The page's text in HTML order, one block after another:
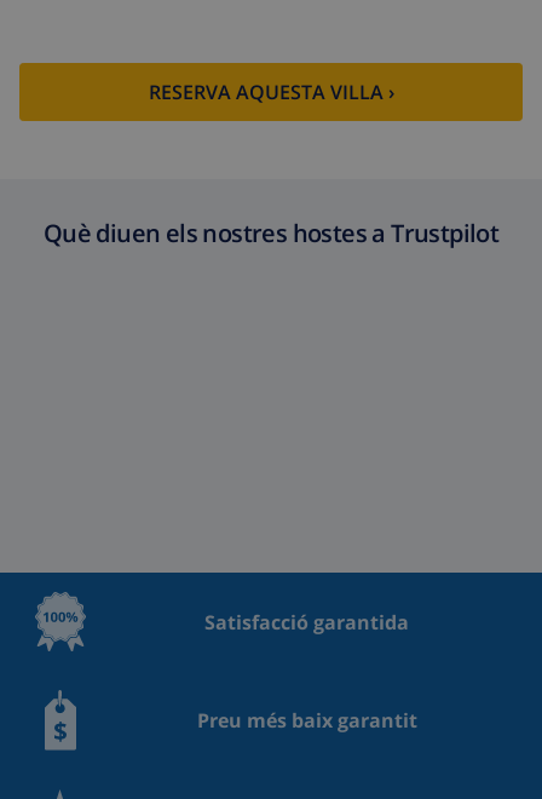
RESERVA AQUESTA VILLA ›
Què diuen els nostres hostes a Trustpilot
Satisfacció garantida
Preu més baix garantit